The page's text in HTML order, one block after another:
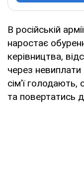
В російській
наростає
керівництва,
через невиплати
сім'ї голодають,
та повертатись